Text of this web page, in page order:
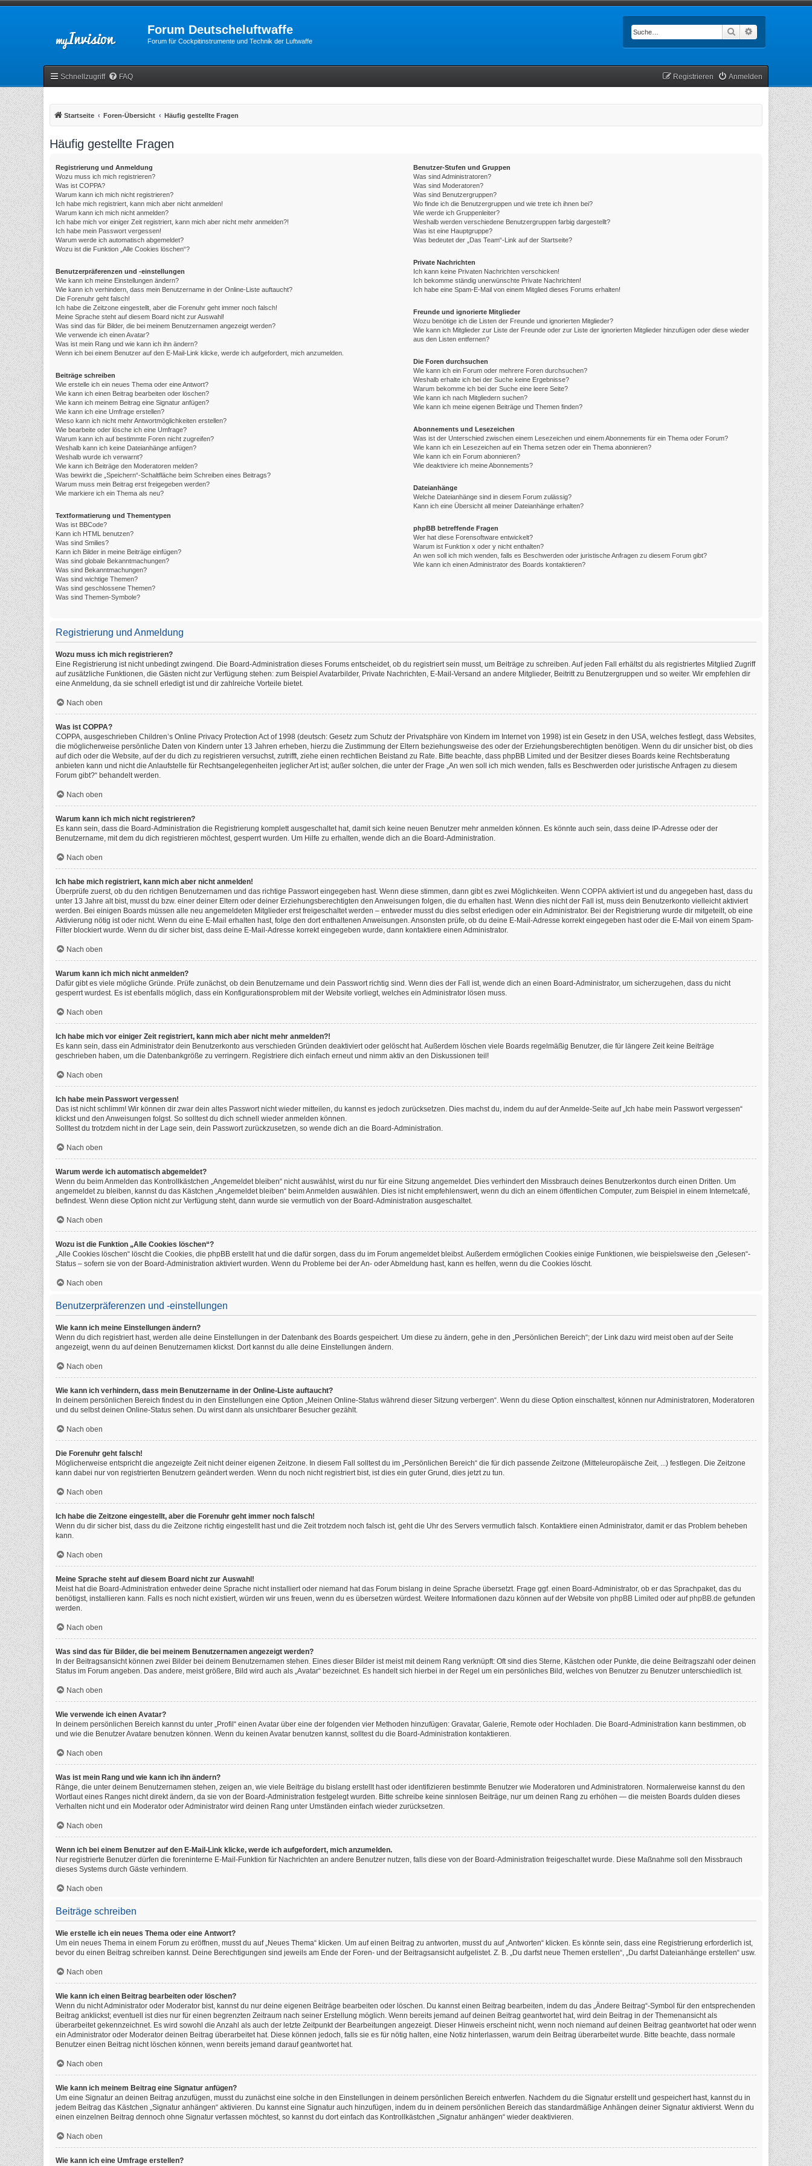
Forum Deutscheluftwaffe
Forum für Cockpitinstrumente und Technik der Luftwaffe
Suche
Schnellzugriff FAQ Anmelden
Registrieren
Startseite Foren-Übersicht Häufig gestellte Fragen
Häufig gestellte Fragen
Registrierung und Anmeldung
Wozu muss ich mich registrieren?
Was ist COPPA?
Warum kann ich mich nicht registrieren?
Ich habe mich registriert, kann mich aber nicht anmelden!
Warum kann ich mich nicht anmelden?
Ich habe mich vor einiger Zeit registriert, kann mich aber nicht mehr anmelden?!
Ich habe mein Passwort vergessen!
Warum werde ich automatisch abgemeldet?
Wozu ist die Funktion „Alle Cookies löschen“?
Benutzerpräferenzen und -einstellungen
Wie kann ich meine Einstellungen ändern?
Wie kann ich verhindern, dass mein Benutzername in der Online-Liste auftaucht?
Die Forenuhr geht falsch!
Ich habe die Zeitzone eingestellt, aber die Forenuhr geht immer noch falsch!
Meine Sprache steht auf diesem Board nicht zur Auswahl!
Was sind das für Bilder, die bei meinem Benutzernamen angezeigt werden?
Wie verwende ich einen Avatar?
Was ist mein Rang und wie kann ich ihn ändern?
Wenn ich bei einem Benutzer auf den E-Mail-Link klicke, werde ich aufgefordert, mich anzumelden.
Beiträge schreiben
Wie erstelle ich ein neues Thema oder eine Antwort?
Wie kann ich einen Beitrag bearbeiten oder löschen?
Wie kann ich meinem Beitrag eine Signatur anfügen?
Wie kann ich eine Umfrage erstellen?
Wieso kann ich nicht mehr Antwortmöglichkeiten erstellen?
Wie bearbeite oder lösche ich eine Umfrage?
Warum kann ich auf bestimmte Foren nicht zugreifen?
Weshalb kann ich keine Dateianhänge anfügen?
Weshalb wurde ich verwarnt?
Wie kann ich Beiträge den Moderatoren melden?
Was bewirkt die „Speichern“-Schaltfläche beim Schreiben eines Beitrags?
Warum muss mein Beitrag erst freigegeben werden?
Wie markiere ich ein Thema als neu?
Textformatierung und Thementypen
Was ist BBCode?
Kann ich HTML benutzen?
Was sind Smilies?
Kann ich Bilder in meine Beiträge einfügen?
Was sind globale Bekanntmachungen?
Was sind Bekanntmachungen?
Was sind wichtige Themen?
Was sind geschlossene Themen?
Was sind Themen-Symbole?
Benutzer-Stufen und Gruppen
Was sind Administratoren?
Was sind Moderatoren?
Was sind Benutzergruppen?
Wo finde ich die Benutzergruppen und wie trete ich ihnen bei?
Wie werde ich Gruppenleiter?
Weshalb werden verschiedene Benutzergruppen farbig dargestellt?
Was ist eine Hauptgruppe?
Was bedeutet der „Das Team“-Link auf der Startseite?
Private Nachrichten
Ich kann keine Privaten Nachrichten verschicken!
Ich bekomme ständig unerwünschte Private Nachrichten!
Ich habe eine Spam-E-Mail von einem Mitglied dieses Forums erhalten!
Freunde und ignorierte Mitglieder
Wozu benötige ich die Listen der Freunde und ignorierten Mitglieder?
Wie kann ich Mitglieder zur Liste der Freunde oder zur Liste der ignorierten Mitglieder hinzufügen oder diese wieder
aus den Listen entfernen?
Die Foren durchsuchen
Wie kann ich ein Forum oder mehrere Foren durchsuchen?
Weshalb erhalte ich bei der Suche keine Ergebnisse?
Warum bekomme ich bei der Suche eine leere Seite?
Wie kann ich nach Mitgliedern suchen?
Wie kann ich meine eigenen Beiträge und Themen finden?
Abonnements und Lesezeichen
Was ist der Unterschied zwischen einem Lesezeichen und einem Abonnements für ein Thema oder Forum?
Wie kann ich ein Lesezeichen auf ein Thema setzen oder ein Thema abonnieren?
Wie kann ich ein Forum abonnieren?
Wie deaktiviere ich meine Abonnements?
Dateianhänge
Welche Dateianhänge sind in diesem Forum zulässig?
Kann ich eine Übersicht all meiner Dateianhänge erhalten?
phpBB betreffende Fragen
Wer hat diese Forensoftware entwickelt?
Warum ist Funktion x oder y nicht enthalten?
An wen soll ich mich wenden, falls es Beschwerden oder juristische Anfragen zu diesem Forum gibt?
Wie kann ich einen Administrator des Boards kontaktieren?
Registrierung und Anmeldung
Wozu muss ich mich registrieren?
Eine Registrierung ist nicht unbedingt zwingend. Die Board-Administration dieses Forums entscheidet, ob du registriert sein musst, um Beiträge zu schreiben. Auf jeden Fall erhältst du als registriertes Mitglied Zugriff
auf zusätzliche Funktionen, die Gästen nicht zur Verfügung stehen: zum Beispiel Avatarbilder, Private Nachrichten, E-Mail-Versand an andere Mitglieder, Beitritt zu Benutzergruppen und so weiter. Wir empfehlen dir
eine Anmeldung, da sie schnell erledigt ist und dir zahlreiche Vorteile bietet.
Nach oben
Was ist COPPA?
COPPA, ausgeschrieben Children’s Online Privacy Protection Act of 1998 (deutsch: Gesetz zum Schutz der Privatsphäre von Kindern im Internet von 1998) ist ein Gesetz in den USA, welches festlegt, dass Websites,
die möglicherweise persönliche Daten von Kindern unter 13 Jahren erheben, hierzu die Zustimmung der Eltern beziehungsweise des oder der Erziehungsberechtigten benötigen. Wenn du dir unsicher bist, ob dies
auf dich oder die Website, auf der du dich zu registrieren versuchst, zutrifft, ziehe einen rechtlichen Beistand zu Rate. Bitte beachte, dass phpBB Limited und der Besitzer dieses Boards keine Rechtsberatung
anbieten kann und nicht die Anlaufstelle für Rechtsangelegenheiten jeglicher Art ist; außer solchen, die unter der Frage „An wen soll ich mich wenden, falls es Beschwerden oder juristische Anfragen zu diesem
Forum gibt?“ behandelt werden.
Nach oben
Warum kann ich mich nicht registrieren?
Es kann sein, dass die Board-Administration die Registrierung komplett ausgeschaltet hat, damit sich keine neuen Benutzer mehr anmelden können. Es könnte auch sein, dass deine IP-Adresse oder der
Benutzername, mit dem du dich registrieren möchtest, gesperrt wurden. Um Hilfe zu erhalten, wende dich an die Board-Administration.
Nach oben
Ich habe mich registriert, kann mich aber nicht anmelden!
Überprüfe zuerst, ob du den richtigen Benutzernamen und das richtige Passwort eingegeben hast. Wenn diese stimmen, dann gibt es zwei Möglichkeiten. Wenn COPPA aktiviert ist und du angegeben hast, dass du
unter 13 Jahre alt bist, musst du bzw. einer deiner Eltern oder deiner Erziehungsberechtigten den Anweisungen folgen, die du erhalten hast. Wenn dies nicht der Fall ist, muss dein Benutzerkonto vielleicht aktiviert
werden. Bei einigen Boards müssen alle neu angemeldeten Mitglieder erst freigeschaltet werden – entweder musst du dies selbst erledigen oder ein Administrator. Bei der Registrierung wurde dir mitgeteilt, ob eine
Aktivierung nötig ist oder nicht. Wenn du eine E-Mail erhalten hast, folge den dort enthaltenen Anweisungen. Ansonsten prüfe, ob du deine E-Mail-Adresse korrekt eingegeben hast oder die E-Mail von einem Spam-
Filter blockiert wurde. Wenn du dir sicher bist, dass deine E-Mail-Adresse korrekt eingegeben wurde, dann kontaktiere einen Administrator.
Nach oben
Warum kann ich mich nicht anmelden?
Dafür gibt es viele mögliche Gründe. Prüfe zunächst, ob dein Benutzername und dein Passwort richtig sind. Wenn dies der Fall ist, wende dich an einen Board-Administrator, um sicherzugehen, dass du nicht
gesperrt wurdest. Es ist ebenfalls möglich, dass ein Konfigurationsproblem mit der Website vorliegt, welches ein Administrator lösen muss.
Nach oben
Ich habe mich vor einiger Zeit registriert, kann mich aber nicht mehr anmelden?!
Es kann sein, dass ein Administrator dein Benutzerkonto aus verschieden Gründen deaktiviert oder gelöscht hat. Außerdem löschen viele Boards regelmäßig Benutzer, die für längere Zeit keine Beiträge
geschrieben haben, um die Datenbankgröße zu verringern. Registriere dich einfach erneut und nimm aktiv an den Diskussionen teil!
Nach oben
Ich habe mein Passwort vergessen!
Das ist nicht schlimm! Wir können dir zwar dein altes Passwort nicht wieder mitteilen, du kannst es jedoch zurücksetzen. Dies machst du, indem du auf der Anmelde-Seite auf „Ich habe mein Passwort vergessen“
klickst und den Anweisungen folgst. So solltest du dich schnell wieder anmelden können.
Solltest du trotzdem nicht in der Lage sein, dein Passwort zurückzusetzen, so wende dich an die Board-Administration.
Nach oben
Warum werde ich automatisch abgemeldet?
Wenn du beim Anmelden das Kontrollkästchen „Angemeldet bleiben“ nicht auswählst, wirst du nur für eine Sitzung angemeldet. Dies verhindert den Missbrauch deines Benutzerkontos durch einen Dritten. Um
angemeldet zu bleiben, kannst du das Kästchen „Angemeldet bleiben“ beim Anmelden auswählen. Dies ist nicht empfehlenswert, wenn du dich an einem öffentlichen Computer, zum Beispiel in einem Internetcafé,
befindest. Wenn diese Option nicht zur Verfügung steht, dann wurde sie vermutlich von der Board-Administration ausgeschaltet.
Nach oben
Wozu ist die Funktion „Alle Cookies löschen“?
„Alle Cookies löschen“ löscht die Cookies, die phpBB erstellt hat und die dafür sorgen, dass du im Forum angemeldet bleibst. Außerdem ermöglichen Cookies einige Funktionen, wie beispielsweise den „Gelesen“-
Status – sofern sie von der Board-Administration aktiviert wurden. Wenn du Probleme bei der An- oder Abmeldung hast, kann es helfen, wenn du die Cookies löscht.
Nach oben
Benutzerpräferenzen und -einstellungen
Wie kann ich meine Einstellungen ändern?
Wenn du dich registriert hast, werden alle deine Einstellungen in der Datenbank des Boards gespeichert. Um diese zu ändern, gehe in den „Persönlichen Bereich“; der Link dazu wird meist oben auf der Seite
angezeigt, wenn du auf deinen Benutzernamen klickst. Dort kannst du alle deine Einstellungen ändern.
Nach oben
Wie kann ich verhindern, dass mein Benutzername in der Online-Liste auftaucht?
In deinem persönlichen Bereich findest du in den Einstellungen eine Option „Meinen Online-Status während dieser Sitzung verbergen“. Wenn du diese Option einschaltest, können nur Administratoren, Moderatoren
und du selbst deinen Online-Status sehen. Du wirst dann als unsichtbarer Besucher gezählt.
Nach oben
Die Forenuhr geht falsch!
Möglicherweise entspricht die angezeigte Zeit nicht deiner eigenen Zeitzone. In diesem Fall solltest du im „Persönlichen Bereich“ die für dich passende Zeitzone (Mitteleuropäische Zeit, ...) festlegen. Die Zeitzone
kann dabei nur von registrierten Benutzern geändert werden. Wenn du noch nicht registriert bist, ist dies ein guter Grund, dies jetzt zu tun.
Nach oben
Ich habe die Zeitzone eingestellt, aber die Forenuhr geht immer noch falsch!
Wenn du dir sicher bist, dass du die Zeitzone richtig eingestellt hast und die Zeit trotzdem noch falsch ist, geht die Uhr des Servers vermutlich falsch. Kontaktiere einen Administrator, damit er das Problem beheben
kann.
Nach oben
Meine Sprache steht auf diesem Board nicht zur Auswahl!
Meist hat die Board-Administration entweder deine Sprache nicht installiert oder niemand hat das Forum bislang in deine Sprache übersetzt. Frage ggf. einen Board-Administrator, ob er das Sprachpaket, das du
benötigst, installieren kann. Falls es noch nicht existiert, würden wir uns freuen, wenn du es übersetzen würdest. Weitere Informationen dazu können auf der Website von phpBB Limited oder aufphpBB.de gefunden
werden.
Nach oben
Was sind das für Bilder, die bei meinem Benutzernamen angezeigt werden?
In der Beitragsansicht können zwei Bilder bei deinem Benutzernamen stehen. Eines dieser Bilder ist meist mit deinem Rang verknüpft: Oft sind dies Sterne, Kästchen oder Punkte, die deine Beitragszahl oder deinen
Status im Forum angeben. Das andere, meist größere, Bild wird auch als „Avatar“ bezeichnet. Es handelt sich hierbei in der Regel um ein persönliches Bild, welches von Benutzer zu Benutzer unterschiedlich ist.
Nach oben
Wie verwende ich einen Avatar?
In deinem persönlichen Bereich kannst du unter „Profil“ einen Avatar über eine der folgenden vier Methoden hinzufügen: Gravatar, Galerie, Remote oder Hochladen. Die Board-Administration kann bestimmen, ob
und wie die Benutzer Avatare benutzen können. Wenn du keinen Avatar benutzen kannst, solltest du die Board-Administration kontaktieren.
Nach oben
Was ist mein Rang und wie kann ich ihn ändern?
Ränge, die unter deinem Benutzernamen stehen, zeigen an, wie viele Beiträge du bislang erstellt hast oder identifizieren bestimmte Benutzer wie Moderatoren und Administratoren. Normalerweise kannst du den
Wortlaut eines Ranges nicht direkt ändern, da sie von der Board-Administration festgelegt wurden. Bitte schreibe keine sinnlosen Beiträge, nur um deinen Rang zu erhöhen — die meisten Boards dulden dieses
Verhalten nicht und ein Moderator oder Administrator wird deinen Rang unter Umständen einfach wieder zurücksetzen.
Nach oben
Wenn ich bei einem Benutzer auf den E-Mail-Link klicke, werde ich aufgefordert, mich anzumelden.
Nur registrierte Benutzer dürfen die foreninterne E-Mail-Funktion für Nachrichten an andere Benutzer nutzen, falls diese von der Board-Administration freigeschaltet wurde. Diese Maßnahme soll den Missbrauch
dieses Systems durch Gäste verhindern.
Nach oben
Beiträge schreiben
Wie erstelle ich ein neues Thema oder eine Antwort?
Um ein neues Thema in einem Forum zu eröffnen, musst du auf „Neues Thema“ klicken. Um auf einen Beitrag zu antworten, musst du auf „Antworten“ klicken. Es könnte sein, dass eine Registrierung erforderlich ist,
bevor du einen Beitrag schreiben kannst. Deine Berechtigungen sind jeweils am Ende der Foren- und der Beitragsansicht aufgelistet. Z. B. „Du darfst neue Themen erstellen“, „Du darfst Dateianhänge erstellen“ usw.
Nach oben
Wie kann ich einen Beitrag bearbeiten oder löschen?
Wenn du nicht Administrator oder Moderator bist, kannst du nur deine eigenen Beiträge bearbeiten oder löschen. Du kannst einen Beitrag bearbeiten, indem du das „Ändere Beitrag“-Symbol für den entsprechenden
Beitrag anklickst; eventuell ist dies nur für einen begrenzten Zeitraum nach seiner Erstellung möglich. Wenn bereits jemand auf deinen Beitrag geantwortet hat, wird dein Beitrag in der Themenansicht als
überarbeitet gekennzeichnet. Es wird sowohl die Anzahl als auch der letzte Zeitpunkt der Bearbeitungen angezeigt. Dieser Hinweis erscheint nicht, wenn noch niemand auf deinen Beitrag geantwortet hat oder wenn
ein Administrator oder Moderator deinen Beitrag überarbeitet hat. Diese können jedoch, falls sie es für nötig halten, eine Notiz hinterlassen, warum dein Beitrag überarbeitet wurde. Bitte beachte, dass normale
Benutzer einen Beitrag nicht löschen können, wenn bereits jemand darauf geantwortet hat.
Nach oben
Wie kann ich meinem Beitrag eine Signatur anfügen?
Um eine Signatur an deinen Beitrag anzufügen, musst du zunächst eine solche in den Einstellungen in deinem persönlichen Bereich entwerfen. Nachdem du die Signatur erstellt und gespeichert hast, kannst du in
jedem Beitrag das Kästchen „Signatur anhängen“ aktivieren. Du kannst eine Signatur auch hinzufügen, indem du in deinem persönlichen Bereich das standardmäßige Anhängen deiner Signatur aktivierst. Wenn du
einen einzelnen Beitrag dennoch ohne Signatur verfassen möchtest, so kannst du dort einfach das Kontrollkästchen „Signatur anhängen“ wieder deaktivieren.
Nach oben
Wie kann ich eine Umfrage erstellen?